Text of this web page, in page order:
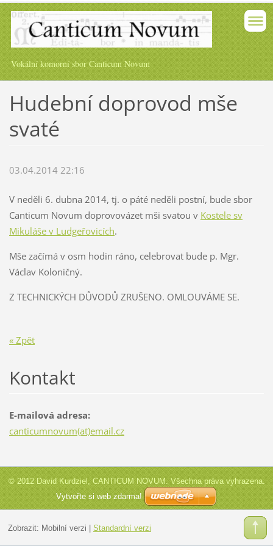
Vokální komorní sbor Canticum Novum
Hudební doprovod mše
svaté
03.04.2014 22:16
V neděli 6. dubna 2014, tj. o páté neděli postní, bude sbor
Canticum Novum doprovovázet mši svatou v Kostele sv
Mikuláše v Ludgeřovicích.
Mše začímá v osm hodin ráno, celebrovat bude p. Mgr.
Václav Koloničný.
Z TECHNICKÝCH DŮVODŮ ZRUŠENO. OMLOUVÁME SE.
« Zpět
Kontakt
E-mailová adresa:
canticumnovum(at)email.cz
© 2012 David Kurdziel, CANTICUM NOVUM. Všechna práva vyhrazena.
Vytvořte si web zdarma!
Zobrazit: Mobilní verzi Standardní verzi